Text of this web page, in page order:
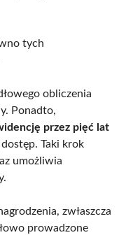
tych
obliczenia
Ponadto,
przez pięć lat
Taki krok
umożliwia
zwłaszcza
prowadzone